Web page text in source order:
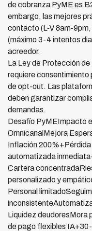
de cobranza PyME es
embargo, las mejores
contacto (L-V 8am-
(máximo 3-4 intentos
acreedor.
La Ley de Protección
requiere consentimiento
de opt-out. Las
deben garantizar
demandas.
Desafío PyMEImpacto
OmnicanalMejora
Inflación
automatizada
Cartera
personalizado y
Personal
Liquidez deudoresMora
de pago flexibles